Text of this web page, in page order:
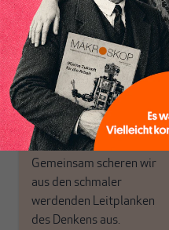
haben einen Blick auf
Geld, Wirtschaft und
Politik, den Sie so
woanders nicht finden.
Dabei leben wir von
unseren Autoren, ihren
Recherchen, ihrem Wissen
und ihrem Enthusiasmus.
Gemeinsam scheren wir
aus den schmaler
werdenden Leitplanken
des Denkens aus.